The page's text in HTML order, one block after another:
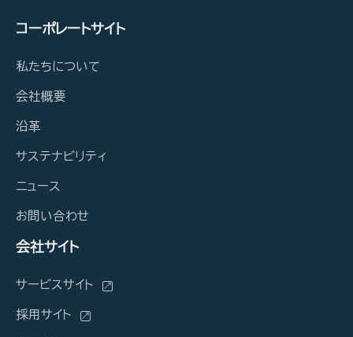
コーポレートサイト
私たちについて
会社概要
沿革
サステナビリティ
ニュース
お問い合わせ
会社サイト
サービスサイト
採用サイト